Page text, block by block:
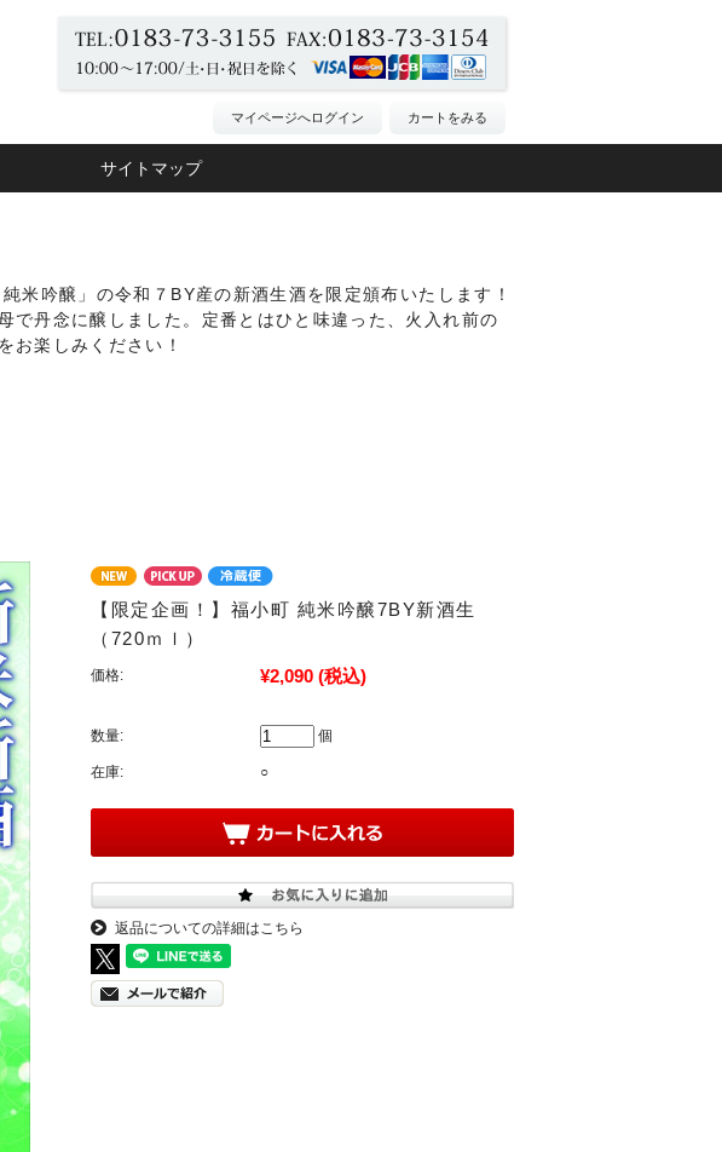
マイページへログイン カートをみる
サイトマップ
米吟醸」の令和７BY産の新酒生酒を限定頒布いたします！
で丹念に醸しました。定番とはひと味違った、火入れ前の
お楽しみください！
【限定企画！】福小町 純米吟醸7BY新酒生
（720ｍｌ）
価格: ¥2,090 (税込)
数量: 個
在庫: ○
返品についての詳細はこちら